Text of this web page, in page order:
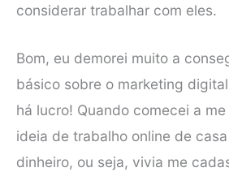
considerar trabalhar com eles.
Bom, eu demorei muito a
básico sobre o marketing
há lucro! Quando comecei a
ideia de trabalho online de
dinheiro, ou seja, vivia me